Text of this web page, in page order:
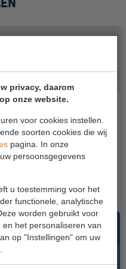
privacy, daarom
onze website.
voor cookies instellen.
soorten cookies die wij
pagina. In onze
persoonsgegevens
u toestemming voor het
functionele, analytische
worden gebruikt voor
het personaliseren van
op "Instellingen" om uw
- Werken met
en soms heb je extra